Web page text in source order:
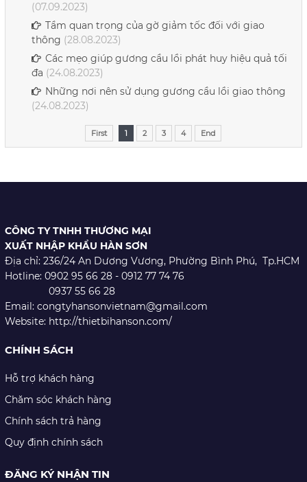
(07.09.2023)
Tầm quan trọng của gờ giảm tốc đối với giao
thông (28.08.2023)
Các mẹo giúp gương cầu lồi phát huy hiệu quả tối
đa (24.08.2023)
Những nơi nên sử dụng gương cầu lồi giao thông
(24.08.2023)
First 1 2 3 4 End
CÔNG TY TNHH THƯƠNG MẠI
XUẤT NHẬP KHẨU HÀN SƠN
Địa chỉ: 236/24 An Dương Vương, Phường Bình Phú, Tp.HCM
Hotline: 0902 95 66 28 - 0912 77 74 76
0937 55 66 28
Email: congtyhansonvietnam@gmail.com
Website: http://thietbihanson.com/
CHÍNH SÁCH
Hỗ trợ khách hàng
Chăm sóc khách hàng
Chính sách trả hàng
Quy định chính sách
ĐĂNG KÝ NHẬN TIN